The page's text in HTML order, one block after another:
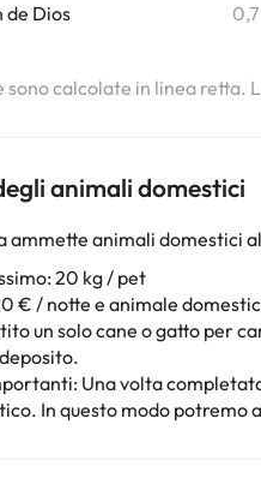
de Dios
sono calcolate in linea retta.
animali domestici
ammette animali domestici
20 kg / pet
€ / notte e animale
un solo cane o gatto per
Una volta
In questo modo potremo